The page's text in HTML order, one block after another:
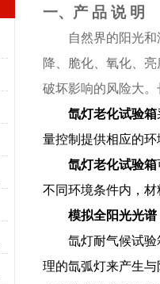
一、产 品 说 明
自然界的阳光
降、脆化、氧化、
破坏影响的风险大
氙灯老化试验箱
量控制提供相应的
氙灯老化试验箱
不同环境条件内，
模拟全阳光光谱
氙灯耐气候试
理的氙弧灯来产生